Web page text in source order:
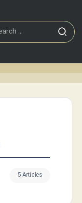
5 Articles